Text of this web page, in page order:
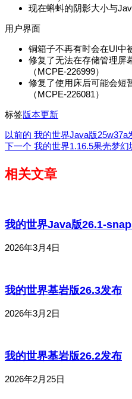
现在蝌蚪的阴影大小与
用户界面
铜箱子不再有时会在UI中
修复了无法在存储管理屏
（ MCPE-226999）
修复了使用床后可能会短
（ MCPE-226081）
标签版本更新
以前的 我的世界Java版25w37a
下一个 我的世界1.16.5果壳梦
相关文章
我的世界Java版26.1-
2026年3月4日
我的世界基岩版26.3发布
2026年3月2日
我的世界基岩版26.2发布
2026年2月25日